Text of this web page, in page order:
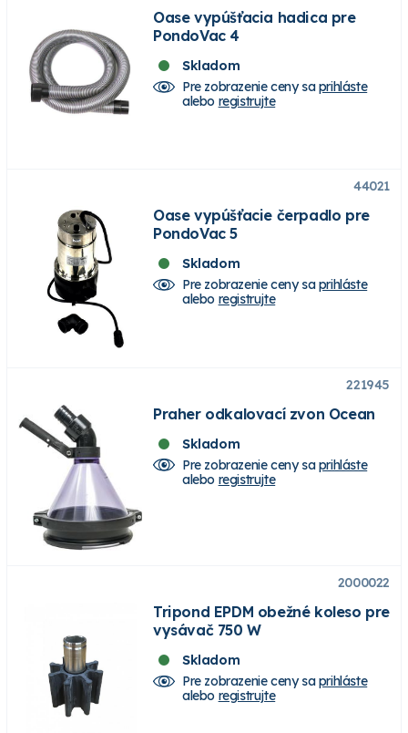
Oase vypúšťacia hadica pre
PondoVac 4
Skladom
Pre zobrazenie ceny saprihláste
alebo registrujte
44021
Oase vypúšťacie čerpadlo pre
PondoVac 5
Skladom
Pre zobrazenie ceny saprihláste
alebo registrujte
221945
Praher odkalovací zvon Ocean
Skladom
Pre zobrazenie ceny saprihláste
alebo registrujte
2000022
Tripond EPDM obežné koleso pre
vysávač 750 W
Skladom
Pre zobrazenie ceny saprihláste
alebo registrujte